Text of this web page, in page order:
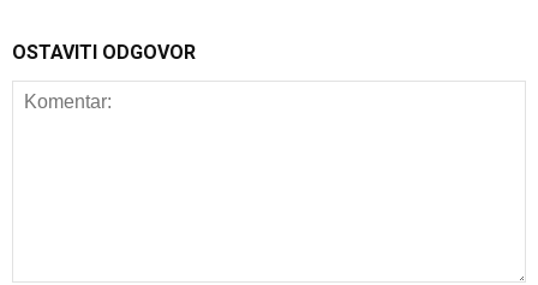
OSTAVITI ODGOVOR